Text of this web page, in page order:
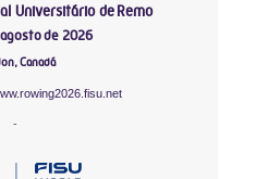
Universitário de Remo
agosto de 2026
Canadá
-